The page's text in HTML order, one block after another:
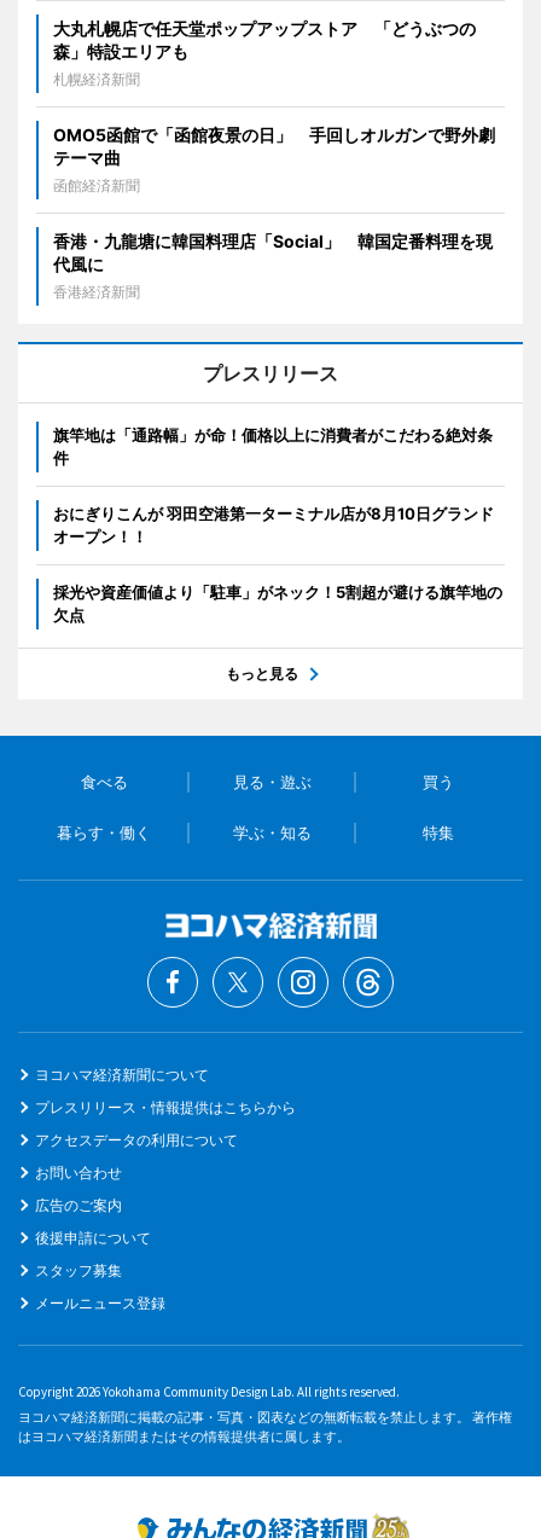
大丸札幌店で任天堂ポップアップストア 「どうぶつの
森」特設エリアも
札幌経済新聞
OMO5函館で「函館夜景の日」 手回しオルガンで野外劇
テーマ曲
函館経済新聞
香港・九龍塘に韓国料理店「Social」 韓国定番料理を現
代風に
香港経済新聞
プレスリリース
旗竿地は「通路幅」が命！価格以上に消費者がこだわる絶対条
件
おにぎりこんが 羽田空港第一ターミナル店が8月10日グランド
オープン！！
採光や資産価値より「駐車」がネック！5割超が避ける旗竿地の
欠点
もっと見る
食べる 見る・遊ぶ 買う
暮らす・働く 学ぶ・知る 特集
ヨコハマ経済新聞について
プレスリリース・情報提供はこちらから
アクセスデータの利用について
お問い合わせ
広告のご案内
後援申請について
スタッフ募集
メールニュース登録
Copyright 2026 Yokohama Community Design Lab. All rights reserved.
ヨコハマ経済新聞に掲載の記事・写真・図表などの無断転載を禁止します。 著作権
はヨコハマ経済新聞またはその情報提供者に属します。